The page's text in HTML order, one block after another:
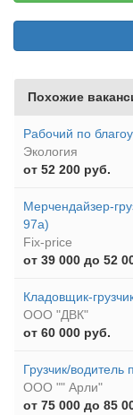
Похожие
Рабочий по
Экология
от 52 200 руб.
Мерчендайзер-
97а)
Fix-price
от 39 000 до 52
Кладовщик-
ООО "ДВК"
от 60 000 руб.
Грузчик/водитель
ООО "" Арли"
от 75 000 до 85